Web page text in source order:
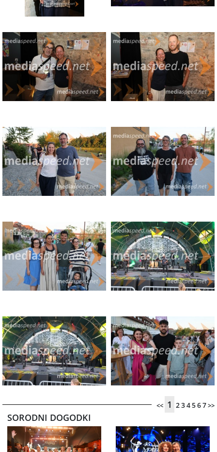
<< 1 234567>>
SORODNI DOGODKI